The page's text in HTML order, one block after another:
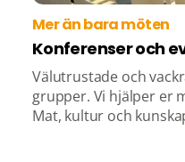
Mer än bara möten
Konferenser och
Välutrustade och
grupper. Vi hjälper er
Mat, kultur och